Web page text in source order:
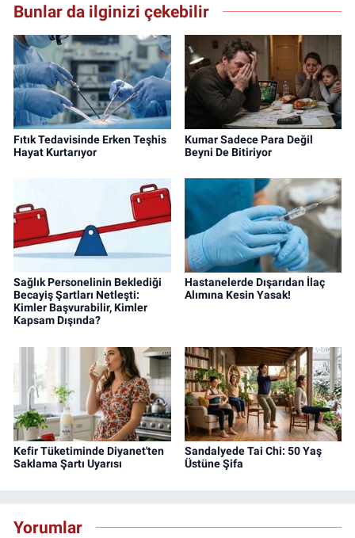
Bunlar da ilginizi çekebilir
Fıtık Tedavisinde Erken Teşhis
Hayat Kurtarıyor
Kumar Sadece Para Değil
Beyni De Bitiriyor
Sağlık Personelinin Beklediği
Becayiş Şartları Netleşti:
Kimler Başvurabilir, Kimler
Kapsam Dışında?
Hastanelerde Dışarıdan İlaç
Alımına Kesin Yasak!
Kefir Tüketiminde Diyanet'ten
Saklama Şartı Uyarısı
Sandalyede Tai Chi: 50 Yaş
Üstüne Şifa
Yorumlar